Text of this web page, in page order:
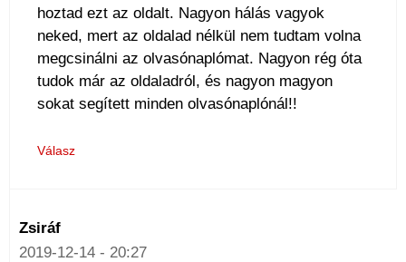
hoztad ezt az oldalt. Nagyon hálás vagyok
neked, mert az oldalad nélkül nem tudtam volna
megcsinálni az olvasónaplómat. Nagyon rég óta
tudok már az oldaladról, és nagyon magyon
sokat segített minden olvasónaplónál!!
Válasz
Zsiráf
2019-12-14 - 20:27